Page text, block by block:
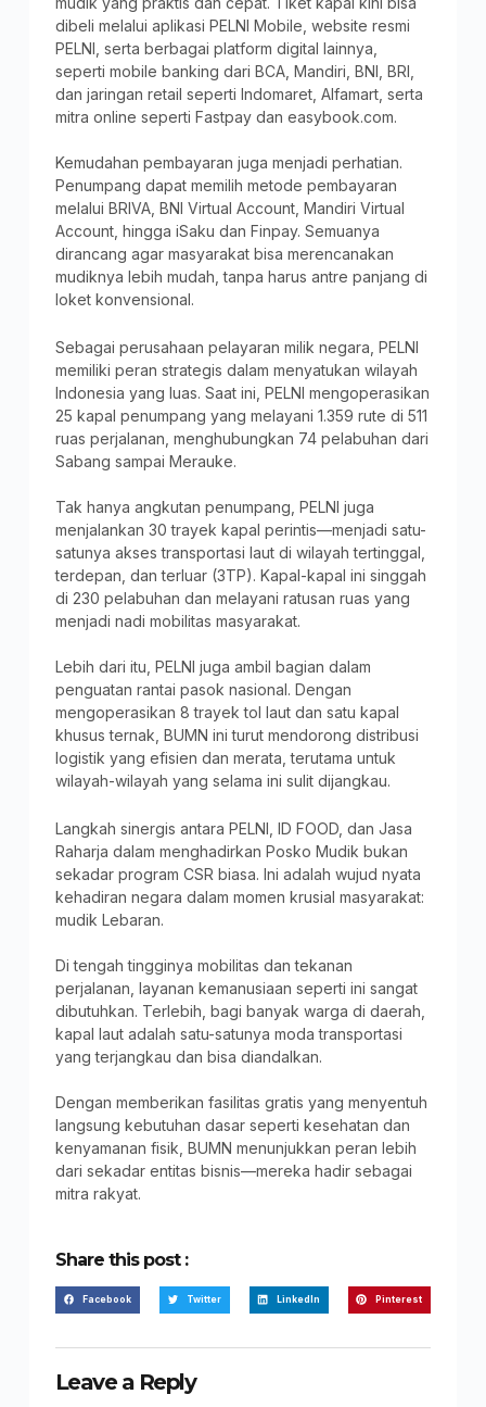
dibeli melalui aplikasi PELNI Mobile, website resmi
PELNI, serta berbagai platform digital lainnya,
seperti mobile banking dari BCA, Mandiri, BNI, BRI,
dan jaringan retail seperti Indomaret, Alfamart, serta
mitra online seperti Fastpay dan easybook.com.
Kemudahan pembayaran juga menjadi perhatian.
Penumpang dapat memilih metode pembayaran
melalui BRIVA, BNI Virtual Account, Mandiri Virtual
Account, hingga iSaku dan Finpay. Semuanya
dirancang agar masyarakat bisa merencanakan
mudiknya lebih mudah, tanpa harus antre panjang di
loket konvensional.
Sebagai perusahaan pelayaran milik negara, PELNI
memiliki peran strategis dalam menyatukan wilayah
Indonesia yang luas. Saat ini, PELNI mengoperasikan
25 kapal penumpang yang melayani 1.359 rute di 511
ruas perjalanan, menghubungkan 74 pelabuhan dari
Sabang sampai Merauke.
Tak hanya angkutan penumpang, PELNI juga
menjalankan 30 trayek kapal perintis—menjadi satu-
satunya akses transportasi laut di wilayah tertinggal,
terdepan, dan terluar (3TP). Kapal-kapal ini singgah
di 230 pelabuhan dan melayani ratusan ruas yang
menjadi nadi mobilitas masyarakat.
Lebih dari itu, PELNI juga ambil bagian dalam
penguatan rantai pasok nasional. Dengan
mengoperasikan 8 trayek tol laut dan satu kapal
khusus ternak, BUMN ini turut mendorong distribusi
logistik yang efisien dan merata, terutama untuk
wilayah-wilayah yang selama ini sulit dijangkau.
Langkah sinergis antara PELNI, ID FOOD, dan Jasa
Raharja dalam menghadirkan Posko Mudik bukan
sekadar program CSR biasa. Ini adalah wujud nyata
kehadiran negara dalam momen krusial masyarakat:
mudik Lebaran.
Di tengah tingginya mobilitas dan tekanan
perjalanan, layanan kemanusiaan seperti ini sangat
dibutuhkan. Terlebih, bagi banyak warga di daerah,
kapal laut adalah satu-satunya moda transportasi
yang terjangkau dan bisa diandalkan.
Dengan memberikan fasilitas gratis yang menyentuh
langsung kebutuhan dasar seperti kesehatan dan
kenyamanan fisik, BUMN menunjukkan peran lebih
dari sekadar entitas bisnis—mereka hadir sebagai
mitra rakyat.
Share this post :
Facebook Twitter LinkedIn Pinterest
Leave a Reply